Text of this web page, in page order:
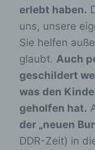
erlebt haben.
uns, unsere
Sie helfen
glaubt. Auch
geschildert
was den
geholfen hat.
der „neuen
DDR-Zeit) in